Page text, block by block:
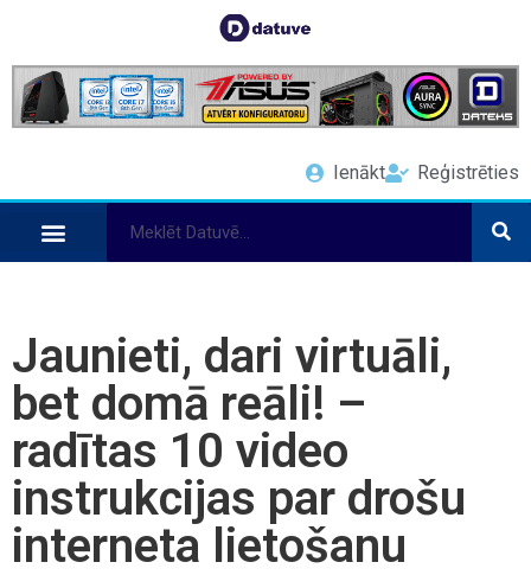
Ienākt Reģistrēties
Jaunieti, dari virtuāli,
bet domā reāli! –
radītas 10 video
instrukcijas par drošu
interneta lietošanu